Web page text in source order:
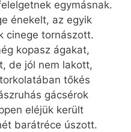
egymásnak.
énekelt, az egyik
cinege tornászott.
kopasz ágakat,
de jól nem lakott,
tőkés
gácsérok
eléjük került
barátréce úszott.